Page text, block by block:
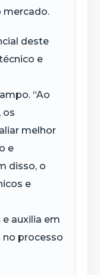
mercado.
deste
e
“Ao
os
melhor
e
disso, o
e
auxilia em
no processo